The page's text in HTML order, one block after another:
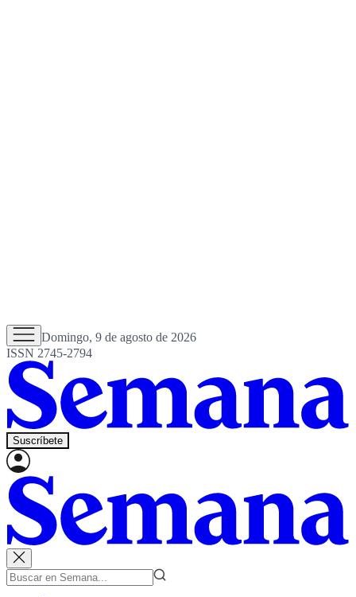
Domingo, 9 de agosto de 2026
ISSN 2745-2794
Suscríbete